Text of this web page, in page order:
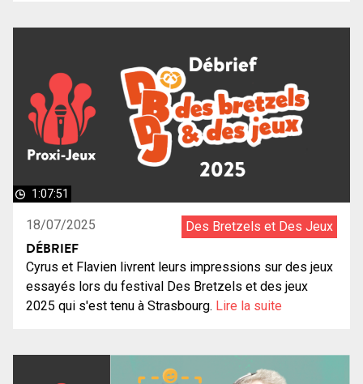
1:07:51
18/07/2025 Des Bretzels et Des Jeux
DÉBRIEF
Cyrus et Flavien livrent leurs impressions sur des jeux
essayés lors du festival Des Bretzels et des jeux
2025 qui s'est tenu à Strasbourg. Lire la suite